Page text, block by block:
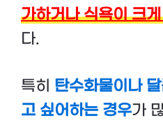
가하거나 식욕이 크
다.
특히 탄수화물이나
고 싶어하는 경우가